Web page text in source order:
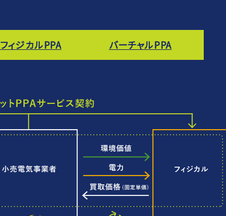
フィジカルPPA バーチャルPPA